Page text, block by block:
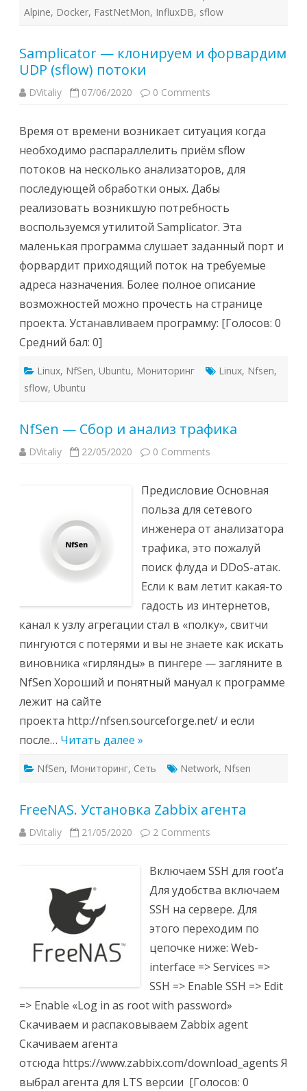
Alpine, Docker, FastNetMon, InfluxDB, sflow
Samplicator — клонируем и форвардим
UDP (sflow) потоки
DVitaliy 07/06/2020 0 Comments
Время от времени возникает ситуация когда
необходимо распараллелить приём sflow
потоков на несколько анализаторов, для
последующей обработки оных. Дабы
реализовать возникшую потребность
воспользуемся утилитой Samplicator. Эта
маленькая программа слушает заданный порт и
форвардит приходящий поток на требуемые
адреса назначения. Более полное описание
возможностей можно прочесть на странице
проекта. Устанавливаем программу: [Голосов: 0
Средний бал: 0]
Linux, NfSen, Ubuntu, Мониторинг Linux, Nfsen,
sflow, Ubuntu
NfSen — Сбор и анализ трафика
DVitaliy 22/05/2020 0 Comments
Предисловие Основная
польза для сетевого
инженера от анализатора
трафика, это пожалуй
поиск флуда и DDoS-атак.
Если к вам летит какая-то
гадость из интернетов,
канал к узлу агрегации стал в «полку», свитчи
пингуются с потерями и вы не знаете как искать
виновника «гирлянды» в пингере — загляните в
NfSen Хороший и понятный мануал к программе
лежит на сайте
проекта http://nfsen.sourceforge.net/ и если
после… Читать далее »
NfSen, Мониторинг, Сеть Network, Nfsen
FreeNAS. Установка Zabbix агента
DVitaliy 21/05/2020 2 Comments
Включаем SSH для root’а
Для удобства включаем
SSH на сервере. Для
этого переходим по
цепочке ниже: Web-
interface => Services =>
SSH => Enable SSH => Edit
=> Enable «Log in as root with password»
Скачиваем и распаковываем Zabbix agent
Скачиваем агента
отсюда https://www.zabbix.com/download_agents Я
выбрал агента для LTS версии [Голосов: 0